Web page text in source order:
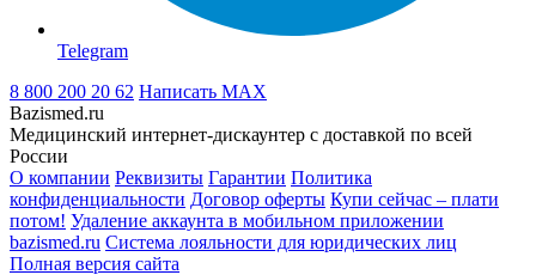
Telegram
8 800 200 20 62 Написать MAX
Bazismed.ru
Медицинский интернет-дискаунтер с доставкой по всей
России
О компании Реквизиты Гарантии Политика
конфиденциальности Договор оферты Купи сейчас – плати
потом! Удаление аккаунта в мобильном приложении
bazismed.ru Система лояльности для юридических лиц
Полная версия сайта